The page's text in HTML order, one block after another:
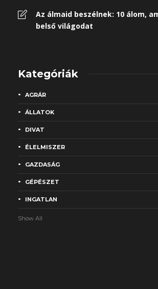
Az álmaid beszélnek: 10 álom,
belső világodat
Kategóriák
AGRÁR
ÁLLATOK
DIVAT
ÉLELMISZER
GAZDASÁG
GÉPÉSZET
INGATLAN
Show All